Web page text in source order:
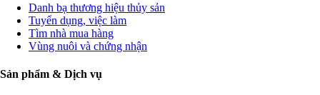
Danh bạ thương hiệu thủy sản
Tuyển dụng, việc làm
Tìm nhà mua hàng
Vùng nuôi và chứng nhận
Sản phẩm & Dịch vụ